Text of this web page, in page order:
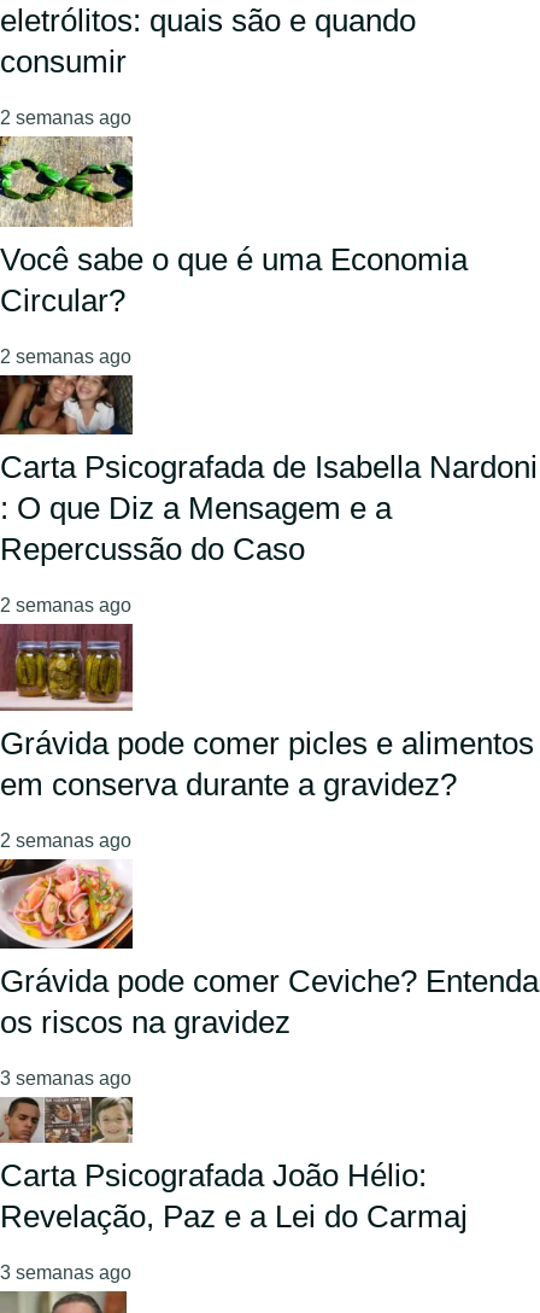
eletrólitos: quais são e quando
consumir
2 semanas ago
Você sabe o que é uma Economia
Circular?
2 semanas ago
Carta Psicografada de Isabella Nardoni
: O que Diz a Mensagem e a
Repercussão do Caso
2 semanas ago
Grávida pode comer picles e alimentos
em conserva durante a gravidez?
2 semanas ago
Grávida pode comer Ceviche? Entenda
os riscos na gravidez
3 semanas ago
Carta Psicografada João Hélio:
Revelação, Paz e a Lei do Carmaj
3 semanas ago